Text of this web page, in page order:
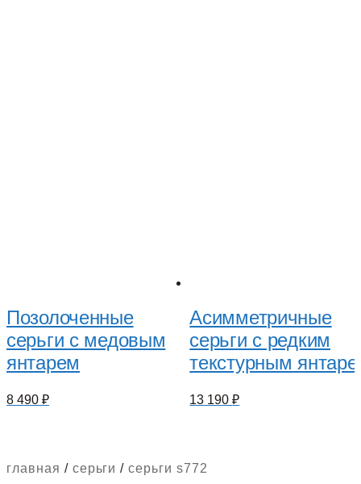
Позолоченные
серьги с медовым
янтарем
8 490 ₽
Асимметричные
серьги с редким
текстурным
13 190₽
главная / серьги /серьги s772